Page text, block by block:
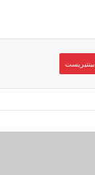
بينتيريست